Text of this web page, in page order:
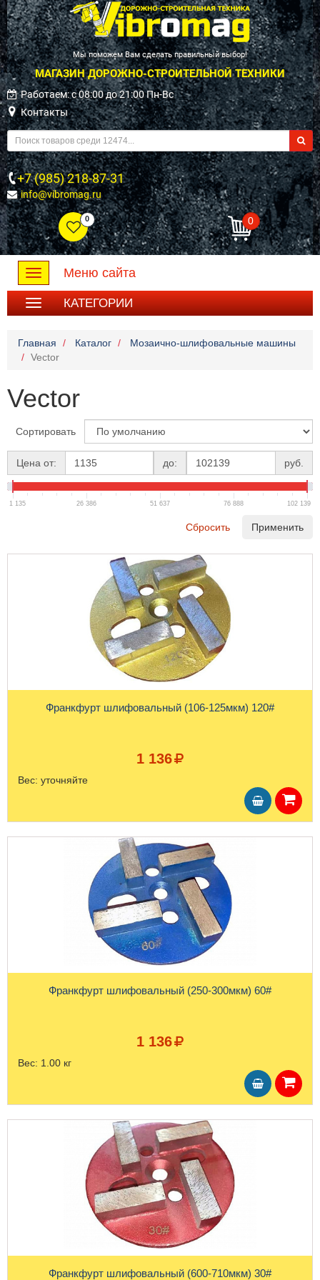
Мы поможем Вам сделать правильный выбор!
МАГАЗИН ДОРОЖНО-СТРОИТЕЛЬНОЙ ТЕХНИКИ
Работаем: c 08:00 до 21:00 Пн-Вс
Контакты
+7 (985) 218-87-31
info@vibromag.ru
0 0
Toggle
navigation
Меню сайта
КАТЕГОРИИ
Главная Каталог
Мозаично-шлифовальные машины
Vector
Vector
Сортировать
Цена от: до: руб.
1 135 26 386 51 637 76 888 102 139
Сбросить Применить
Франкфурт шлифовальный (106-125мкм) 120#
1 136
Вес: уточняйте
Франкфурт шлифовальный (250-300мкм) 60#
1 136
Вес: 1.00 кг
Франкфурт шлифовальный (600-710мкм) 30#